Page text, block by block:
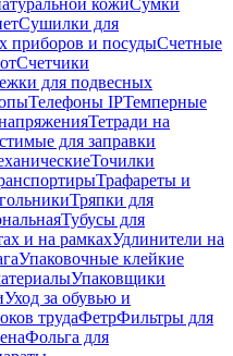
кожиСумки
Сушилки для
приборов и посудыСчетные
Счетчики
для подвесных
Телефоны IPТемперные
Тетради на
для заправки
Точилки
Трафареты и
Тряпки для
Тубусы для
и на рамкахУдлинители на
Упаковочные клейкие
Упаковщики
Уход за обувью и
трудаФетрФильтры для
Фольга для